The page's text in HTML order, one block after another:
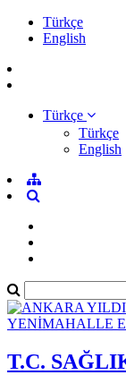
Türkçe
English
Türkçe
Türkçe
English
T.C.